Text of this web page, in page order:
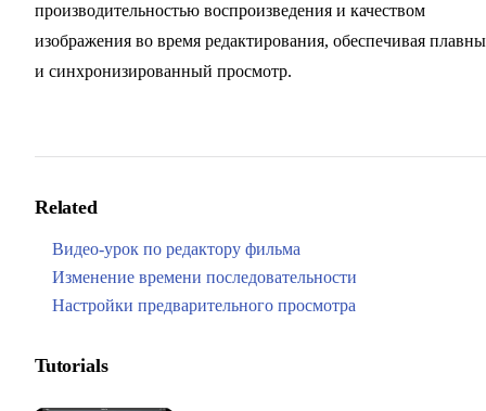
производительностью воспроизведения и качеством
изображения во время редактирования, обеспечивая
и синхронизированный просмотр.
Related
Видео-урок по редактору фильма
Изменение времени последовательности
Настройки предварительного просмотра
Tutorials